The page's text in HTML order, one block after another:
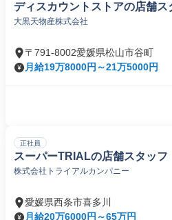
ディスカウントストアの店舗ス
大黒天物産株式会社
〒791-8002愛媛県松山市谷町
月給19万8000円～21万5000円
正社員
スーパーTRIALの店舗スタッフ
株式会社トライアルカンパニー
愛媛県西条市喜多川
月給20万6000円～65万円